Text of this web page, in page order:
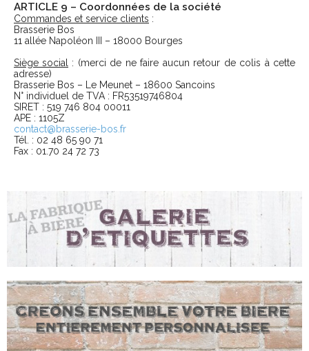
ARTICLE 9 – Coordonnées de la société
Commandes et service clients :
Brasserie Bos
11 allée Napoléon III – 18000 Bourges
Siège social
: (merci de ne faire aucun retour de colis à cette
adresse)
Brasserie Bos – Le Meunet – 18600 Sancoins
N° individuel de TVA : FR53519746804
SIRET : 519 746 804 00011
APE : 1105Z
contact@brasserie-bos.fr
Tél. : 02 48 65 90 71
Fax : 01.70 24 72 73